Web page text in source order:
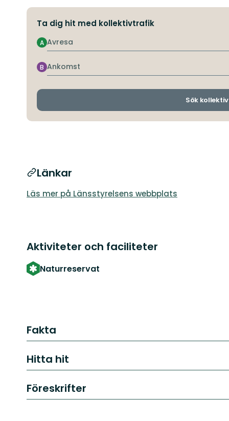
Ta dig hit med kollektivtrafik
Avresa
A
Ankomst
B
Sök
Länkar
Läs mer på Länsstyrelsens webbplats
Aktiviteter och faciliteter
Naturreservat
Fakta
Hitta hit
Föreskrifter